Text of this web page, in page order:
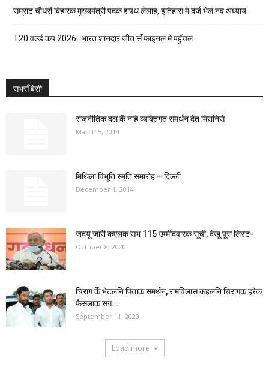
सम्राट चौधरी बिहारक मुख्यमंत्री पदक शपथ लेलाह, इतिहास मे दर्ज भेल नव अध्याय
T20 वर्ल्ड कप 2026 : भारत शानदार जीत सँ फाइनल मे पहुँचल
सभसँ बेसी
राजनीतिक दल कें नहि व्यक्तिगत समर्थन देत मिरानिसे
March 5, 2014
मिथिला विभूति स्मृति समारोह – दिल्ली
December 1, 2014
जदयू जारी कएलक सभ 115 उम्मीदवारक सूची, देखू पूरा लिस्ट-
October 8, 2020
चिराग केँ भेटलनि पिताक समर्थन, रामविलास कहलनि चिरागक हरेक
फैसलाक संग...
September 11, 2020
Load more